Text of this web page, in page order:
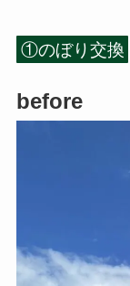
①のぼり交換
before